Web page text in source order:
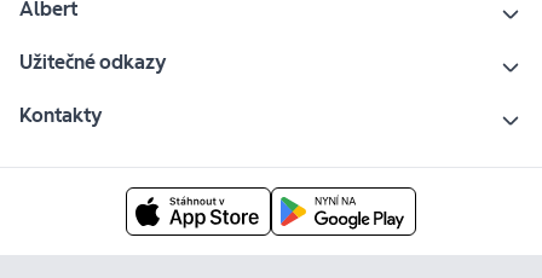
Albert
Užitečné odkazy
Kontakty